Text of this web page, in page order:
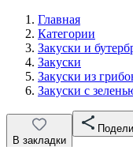
Главная
Категории
Закуски и
Закуски
Закуски из
Закуски с
В закладки